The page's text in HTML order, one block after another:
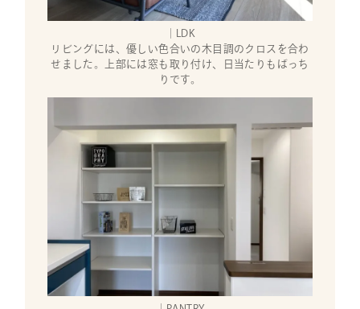
｜LDK
リビングには、優しい色合いの木目調のクロスを合わ
せました。上部には窓も取り付け、日当たりもばっち
りです。